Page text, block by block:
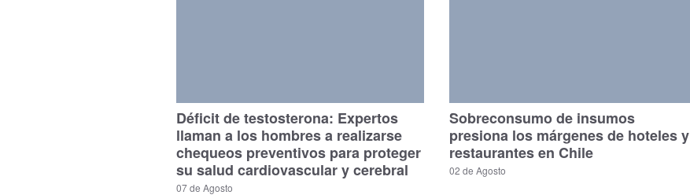
Déficit de testosterona: Expertos
llaman a los hombres a realizarse
chequeos preventivos para proteger
su salud cardiovascular y cerebral
07 de Agosto
Sobreconsumo de insumos
presiona los márgenes de hoteles y
restaurantes en Chile
02 de Agosto